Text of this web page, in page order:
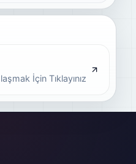
bulabilirsiniz.
hisseleri satın alarak
şirketin büyüme
parçası olabilir.
İçin Tıklayınız